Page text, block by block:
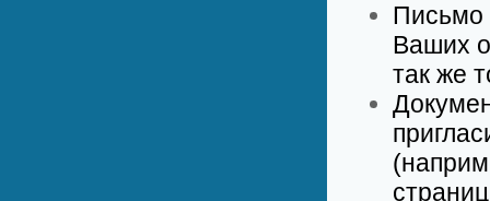
Письмо
Ваших
так же